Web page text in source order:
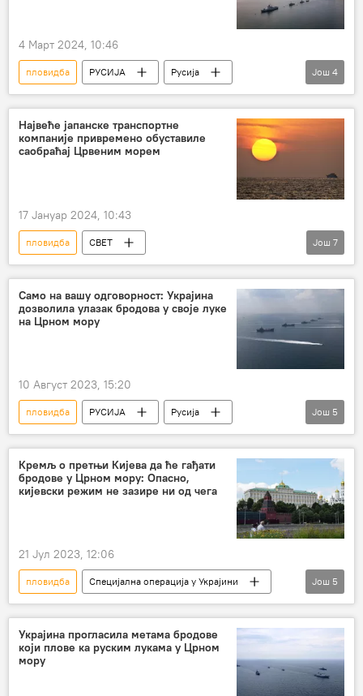
4 Март 2024, 10:46
пловидба РУСИЈА
Русија
Русија – економија
Црно море
безбедност
Турска
Још 4
Највеће јапанске транспортне
компаније привремено обуставиле
саобраћај Црвеним морем
17 Јануар 2024, 10:43
пловидба
СВЕТ
израелско-палестински сукоб
Хути
бродови
Црвено море
Јапан компаније
Још 7
Само на вашу одговорност: Украјина
дозволила улазак бродова у своје луке
на Црном мору
10 Август 2023, 15:20
пловидба РУСИЈА
Русија
Украјина
бродови
Црно море
Прехрамбени споразум
Још 5
Кремљ о претњи Кијева да ће гађати
бродове у Црном мору: Опасно,
кијевски режим не зазире ни од чега
21 Јул 2023, 12:06
пловидба
Специјална операција у Украјини
Специјална војна операција у Украјини – вести
Кремљ
Црно море
Украјина
Још 5
Украјина прогласила метама бродове
који плове ка руским лукама у Црном
мору